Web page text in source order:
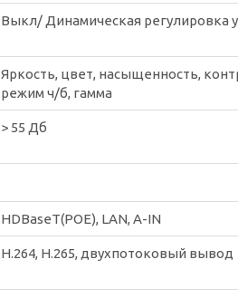
Выкл/ Динамическая регулировка
Яркость, цвет, насыщенность,
режим ч/б, гамма
> 55 Дб
HDBaseT(POE), LAN, A-IN
H.264, H.265, двухпотоковый вывод